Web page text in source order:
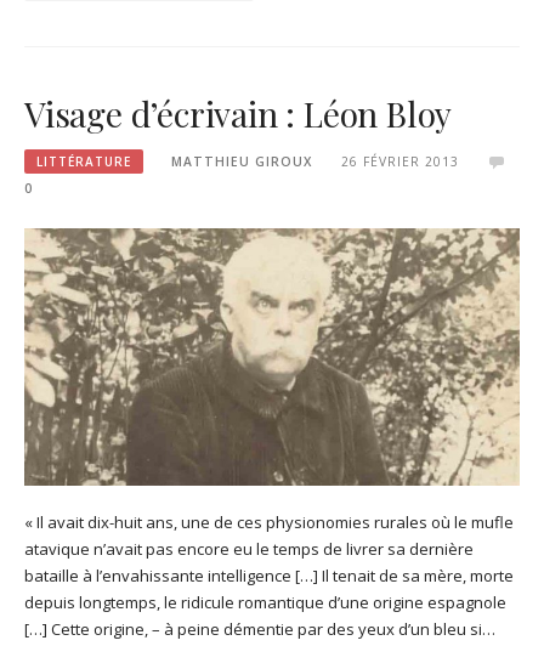
Visage d’écrivain : Léon Bloy
LITTÉRATURE MATTHIEU GIROUX
26 FÉVRIER 2013
0
« Il avait dix-huit ans, une de ces physionomies rurales où le mufle
atavique n’avait pas encore eu le temps de livrer sa dernière
bataille à l’envahissante intelligence […] Il tenait de sa mère, morte
depuis longtemps, le ridicule romantique d’une origine espagnole
[…] Cette origine, – à peine démentie par des yeux d’un bleu si…